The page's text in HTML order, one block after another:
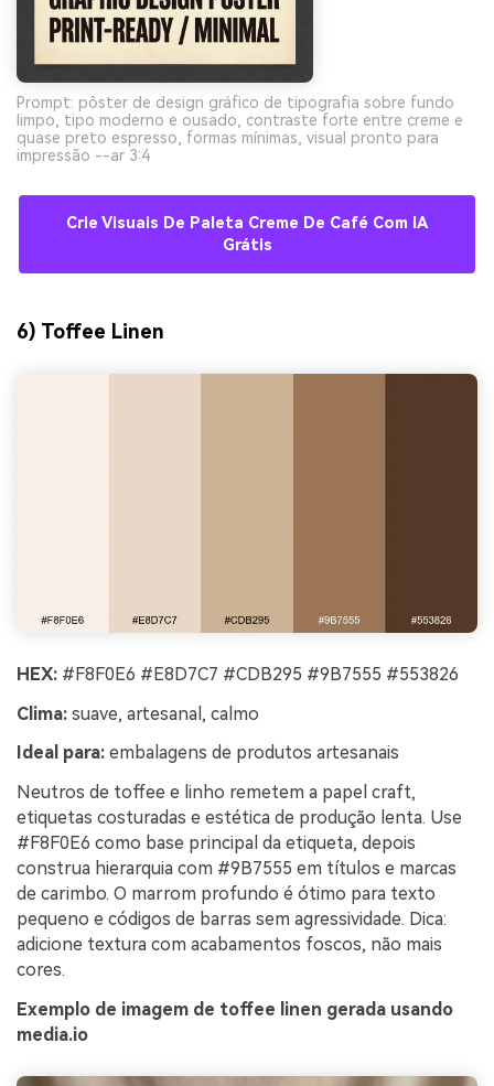
Prompt: pôster de design gráfico de tipografia sobre fundo
limpo, tipo moderno e ousado, contraste forte entre creme e
quase preto espresso, formas mínimas, visual pronto para
impressão --ar 3:4
Crie Visuais De Paleta Creme De Café Com IA
Grátis
6) Toffee Linen
HEX: #F8F0E6 #E8D7C7 #CDB295 #9B7555 #553826
Clima: suave, artesanal, calmo
Ideal para: embalagens de produtos artesanais
Neutros de toffee e linho remetem a papel craft,
etiquetas costuradas e estética de produção lenta. Use
#F8F0E6 como base principal da etiqueta, depois
construa hierarquia com #9B7555 em títulos e marcas
de carimbo. O marrom profundo é ótimo para texto
pequeno e códigos de barras sem agressividade. Dica:
adicione textura com acabamentos foscos, não mais
cores.
Exemplo de imagem de toffee linen gerada usando
media.io